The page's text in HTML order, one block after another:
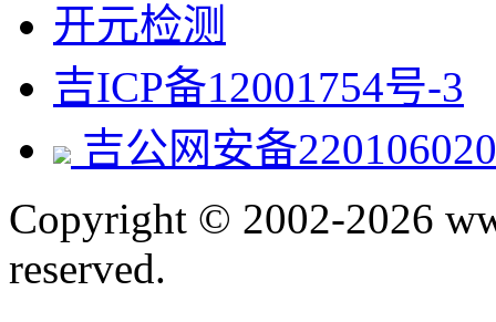
开元检测
吉ICP备12001754号-3
吉公网安备
Copyright © 2002-2026
reserved.